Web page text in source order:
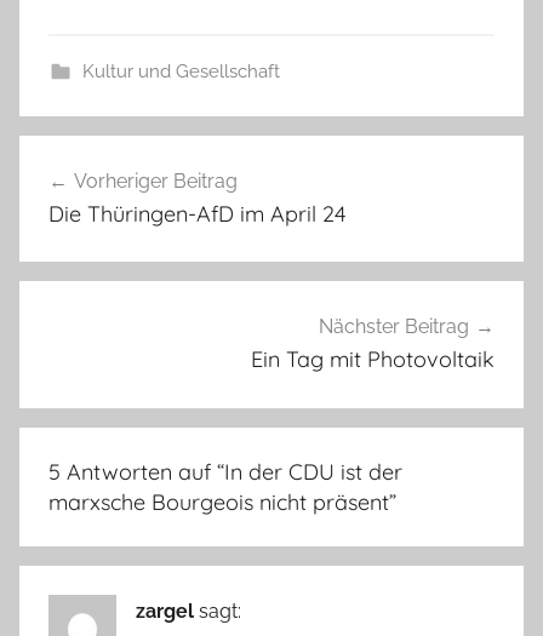
Kultur und Gesellschaft
Vorheriger Beitrag
Die Thüringen-AfD im April 24
Nächster Beitrag
Ein Tag mit Photovoltaik
5 Antworten auf “In der CDU ist der
marxsche Bourgeois nicht präsent”
zargel sagt: